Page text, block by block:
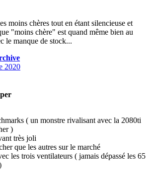
moins chères tout en étant silencieuse et
"moins chère" est quand même bien au
le manque de stock...
2020
( un monstre rivalisant avec la 2080ti
)
très joli
que les autres sur le marché
les trois ventilateurs ( jamais dépassé les 65